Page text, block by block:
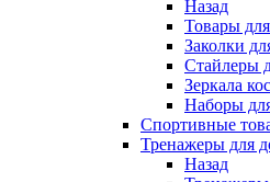
Назад
Товары
Заколки
Стайлеры
Зеркала
Наборы
Спортивные
Тренажеры для
Назад